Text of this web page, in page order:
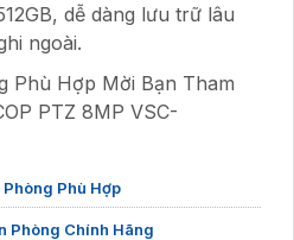
dễ dàng lưu trữ lâu
ngoài.
Phù Hợp Mời Bạn Tham
PTZ 8MP VSC-
Phòng Phù Hợp
Phòng Chính Hãng